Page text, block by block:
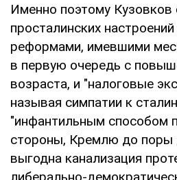
Именно поэтому Кузовков
просталинских
реформами, имевшими
в первую очередь с
возраста, и "налоговые
называя симпатии к
"инфантильным способом
стороны, Кремлю до поры
выгодна канализация
либерально-